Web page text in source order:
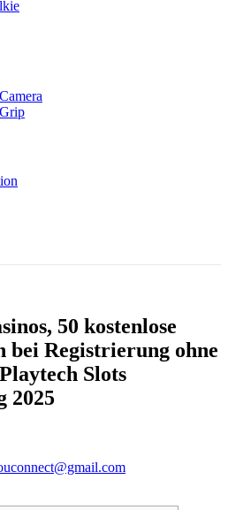
50 kostenlose
bei Registrierung ohne
Slots
2025